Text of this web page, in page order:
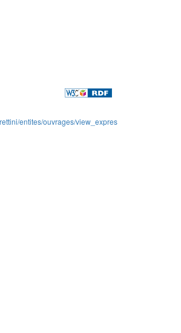
entites/ouvrages/view_expres